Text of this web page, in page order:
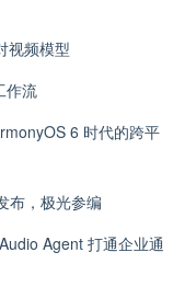
视频模型
作流
6 时代的跨平
布，极光参编
Agent 打通企业通